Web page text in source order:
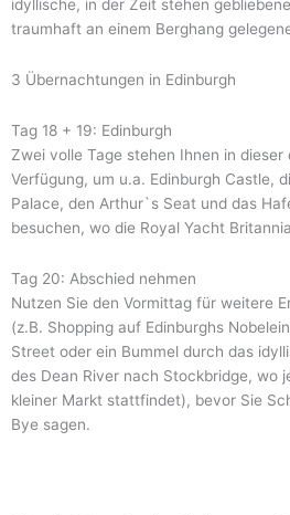
idyllische, in der Zeit stehen
traumhaft an einem Berghang
3 Übernachtungen in Edinburgh
Tag 18 + 19: Edinburgh
Zwei volle Tage stehen Ihnen in
Verfügung, um u.a. Edinburgh Castle,
Palace, den Arthur`s Seat und das
besuchen, wo die Royal Yacht
Tag 20: Abschied nehmen
Nutzen Sie den Vormittag für weitere
(z.B. Shopping auf Edinburghs
Street oder ein Bummel durch das
des Dean River nach Stockbridge, wo
kleiner Markt stattfindet), bevor Sie
Bye sagen.